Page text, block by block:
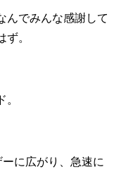
んでみんな感謝して
。
に広がり、急速に